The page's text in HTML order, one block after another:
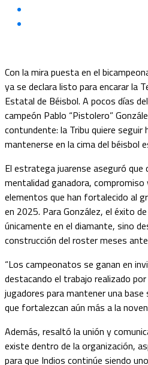
Con la mira puesta en el
ya se declara listo para encarar la
Estatal de Béisbol. A pocos días
campeón Pablo “Pistolero”
contundente: la Tribu quiere seguir
mantenerse en la cima del béisbol
El estratega juarense aseguró
mentalidad ganadora,
elementos que han fortalecido al
en 2025. Para González, el éxito
únicamente en el diamante, sino
construcción del roster meses
“Los campeonatos se ganan en
destacando el trabajo realizado
jugadores para mantener una
que fortalezcan aún más a la
Además, resaltó la unión y
existe dentro de la organización,
para que Indios continúe siendo